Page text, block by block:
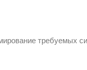
требуемых